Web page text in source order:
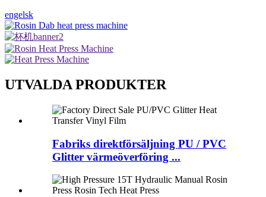
engelsk
UTVALDA PRODUKTER
Fabriks direktförsäljning PU / PVC
Glitter värmeöverföring ...